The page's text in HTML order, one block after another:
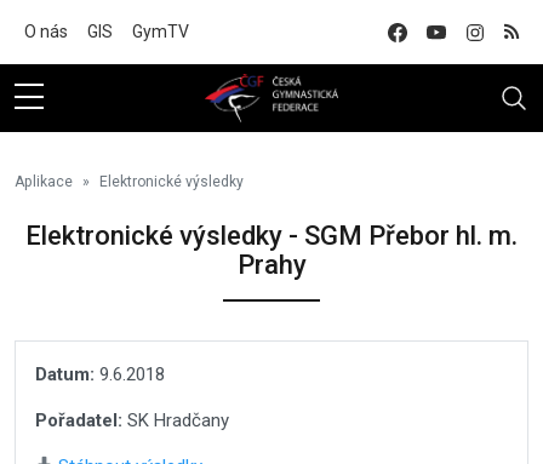
O nás GIS GymTV
Aplikace Elektronické výsledky
Elektronické výsledky - SGM Přebor hl. m.
Prahy
Datum: 9.6.2018
Pořadatel: SK Hradčany